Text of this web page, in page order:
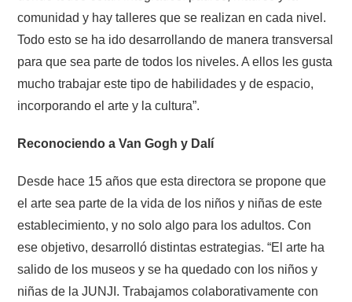
comunidad y hay talleres que se realizan en cada nivel.
Todo esto se ha ido desarrollando de manera transversal
para que sea parte de todos los niveles. A ellos les gusta
mucho trabajar este tipo de habilidades y de espacio,
incorporando el arte y la cultura”.
Reconociendo a Van Gogh y Dalí
Desde hace 15 años que esta directora se propone que
el arte sea parte de la vida de los niños y niñas de este
establecimiento, y no solo algo para los adultos. Con
ese objetivo, desarrolló distintas estrategias. “El arte ha
salido de los museos y se ha quedado con los niños y
niñas de la JUNJI. Trabajamos colaborativamente con